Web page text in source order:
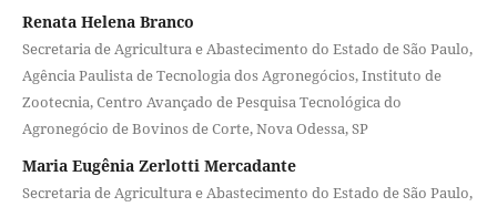
Renata Helena Branco
Secretaria de Agricultura e Abastecimento do Estado de São Paulo,
Agência Paulista de Tecnologia dos Agronegócios, Instituto de
Zootecnia, Centro Avançado de Pesquisa Tecnológica do
Agronegócio de Bovinos de Corte, Nova Odessa, SP
Maria Eugênia Zerlotti Mercadante
Secretaria de Agricultura e Abastecimento do Estado de São Paulo,